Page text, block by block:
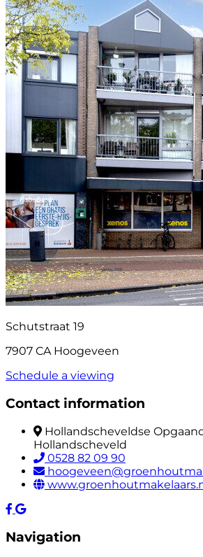
Schutstraat 19
7907 CA Hoogeveen
Schedule a viewing
Contact information
Hollandscheveldse
Hollandscheveld
0528 82 09 90
Navigation